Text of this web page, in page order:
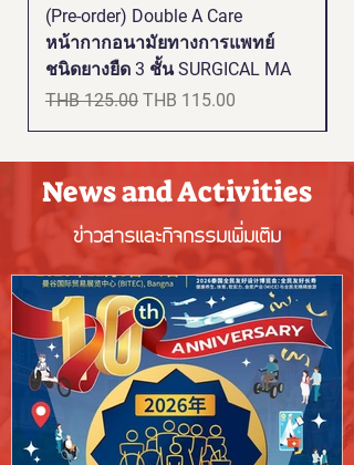
(Pre-order) Double A Care
หน้ากากอนามัยทางการแพทย์
ชนิดยางยืด 3 ชั้น SURGICAL MA
一般價格
THB 125.00 促銷價格
THB 115.00
News and Activities
ข่าวสารและกิจกรรมเพิ่มเติม